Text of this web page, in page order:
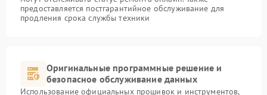
предоставляется постгарантийное обслуживание для
продления срока службы техники
Оригинальные программные решение и
безопасное обслуживание данных
Использование официальных прошивок и инструментов,